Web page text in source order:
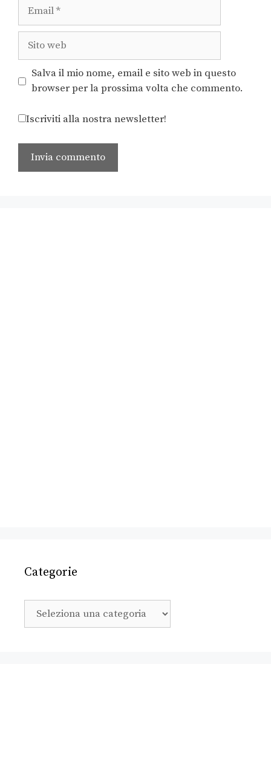
Salva il mio nome, email e sito web in questo
browser per la prossima volta che commento.
Iscriviti alla nostra newsletter!
Categorie